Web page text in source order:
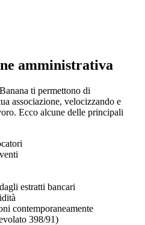
amministrativa
ti permettono di
associazione, velocizzando e
Ecco alcune delle principali
estratti bancari
contemporaneamente
398/91)